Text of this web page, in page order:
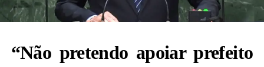
“Não pretendo apoiar prefeito